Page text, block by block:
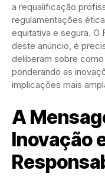
a requalificação
regulamentações
equitativa e segura. O
deste anúncio, é
deliberam sobre
ponderando as
implicações mais
A
Inovação